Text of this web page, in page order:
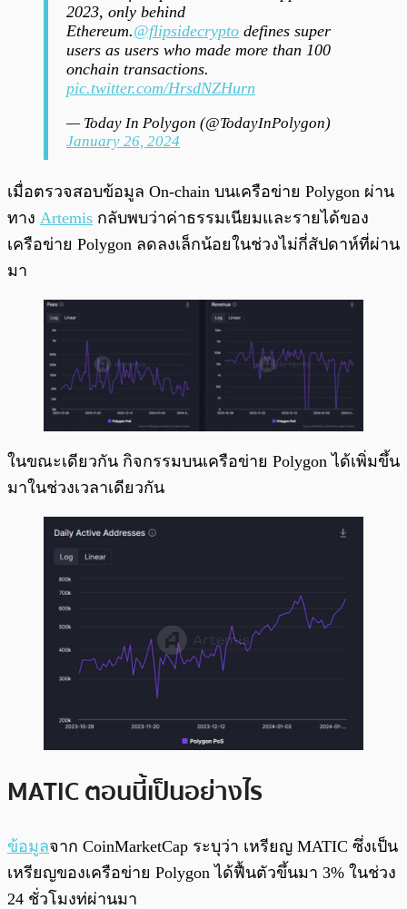
2023, only behind
Ethereum.@flipsidecrypto defines super
users as users who made more than 100
onchain transactions.
pic.twitter.com/HrsdNZHurn
— Today In Polygon (@TodayInPolygon)
January 26, 2024
เมื่อตรวจสอบข้อมูล On-chain บนเครือข่าย Polygon ผ่าน
ทาง Artemis กลับพบว่าค่าธรรมเนียมและรายได้ของ
เครือข่าย Polygon ลดลงเล็กน้อยในช่วงไม่กี่สัปดาห์ที่ผ่าน
มา
ในขณะเดียวกัน กิจกรรมบนเครือข่าย Polygon ได้เพิ่มขึ้น
มาในช่วงเวลาเดียวกัน
MATIC ตอนนี้เป็นอย่างไร
ข้อมูลจาก CoinMarketCap ระบุว่า เหรียญ MATIC ซึ่งเป็น
เหรียญของเครือข่าย Polygon ได้ฟื้นตัวขึ้นมา 3% ในช่วง
24 ชั่วโมงท่ผ่านมา